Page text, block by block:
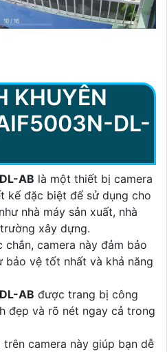
KHUYÊN
DL-
AB là một thiết bị camera
kế đặc biệt để sử dụng cho
nhà máy sản xuất, nhà
xây dựng.
camera này đảm bảo
bảo vệ tốt nhất và khả năng
AB được trang bị công
đẹp và rõ nét ngay cả trong
camera này giúp bạn dễ